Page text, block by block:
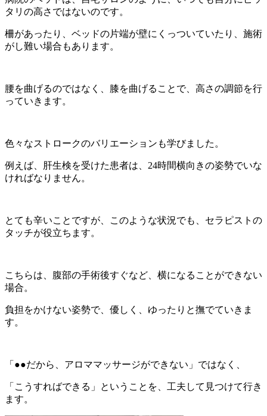
タリの高さではないのです。
柵があったり、ベッドの片端が壁にくっついていたり、施術
がし難い場合もあります。
腰を曲げるのではなく、膝を曲げることで、高さの調節を行
っていきます。
色々なストロークのバリエーションも学びました。
例えば、肝生検を受けた患者は、24時間横向きの姿勢でいな
ければなりません。
とても辛いことですが、このような状況でも、セラピストの
タッチが役立ちます。
こちらは、腹部の手術後すぐなど、横になることができない
場合。
負担をかけない姿勢で、優しく、ゆったりと撫でていきま
す。
「●●だから、アロママッサージができない」ではなく、
「こうすればできる」ということを、工夫して見つけて行き
ます。